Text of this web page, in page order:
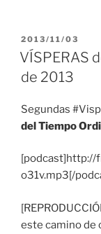
PUBLICADO
EL
2013/11/03
VÍSPERAS
de 2013
Segundas
del Tiempo
[podcast]http://
o31v.mp3[/
este camino de